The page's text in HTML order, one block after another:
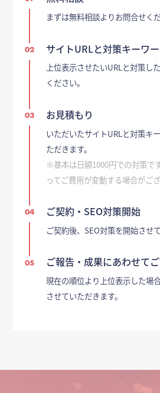
まずは無料相談よりお問合せくだ
02 サイトURLと対策キーワ
上位表示させたいURLと対策し
ください。
03 お見積もり
いただいたサイトURLと対策キ
ただきます。
※基本は日額1000円での対策で
ってご費用が変動する場合がござ
04 ご契約・SEO対策開始
ご契約後、SEO対策を開始させ
05 ご報告・成果にあわせて
現在の順位より上位表示した場
させていただきます。